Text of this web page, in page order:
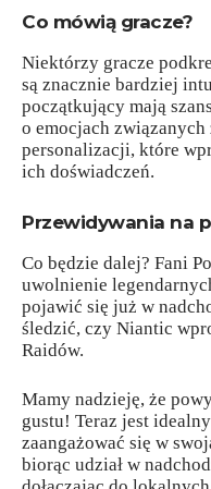
Co mówią gracze?
Niektórzy gracze
są znacznie bardziej
początkujący mają
o emocjach
personalizacji, które
ich doświadczeń.
Przewidywania na
Co będzie dalej? Fani
uwolnienie
pojawić się już w
śledzić, czy Niantic
Raidów.
Mamy nadzieję, że
gustu! Teraz jest
zaangażować się w
biorąc udział w